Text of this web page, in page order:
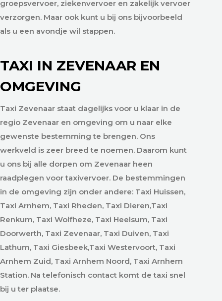
groepsvervoer, ziekenvervoer en zakelijk vervoer
verzorgen. Maar ook kunt u bij ons bijvoorbeeld
als u een avondje wil stappen.
TAXI IN ZEVENAAR EN
OMGEVING
Taxi Zevenaar staat dagelijks voor u klaar in de
regio Zevenaar en omgeving om u naar elke
gewenste bestemming te brengen. Ons
werkveld is zeer breed te noemen. Daarom kunt
u ons bij alle dorpen om Zevenaar heen
raadplegen voor taxivervoer. De bestemmingen
in de omgeving zijn onder andere: Taxi Huissen,
Taxi Arnhem, Taxi Rheden, Taxi Dieren,Taxi
Renkum, Taxi Wolfheze, Taxi Heelsum, Taxi
Doorwerth, Taxi Zevenaar, Taxi Duiven, Taxi
Lathum, Taxi Giesbeek,Taxi Westervoort, Taxi
Arnhem Zuid, Taxi Arnhem Noord, Taxi Arnhem
Station. Na telefonisch contact komt de taxi snel
bij u ter plaatse.